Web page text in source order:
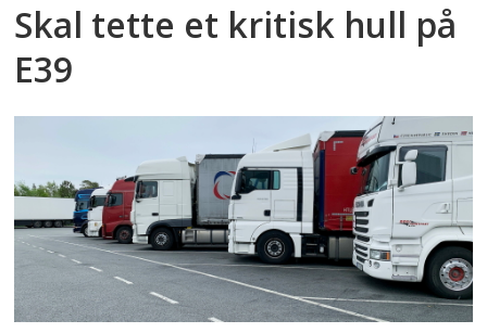
Skal tette et kritisk hull på
E39